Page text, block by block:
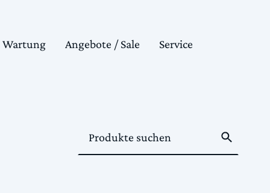
Wartung Angebote / Sale Service